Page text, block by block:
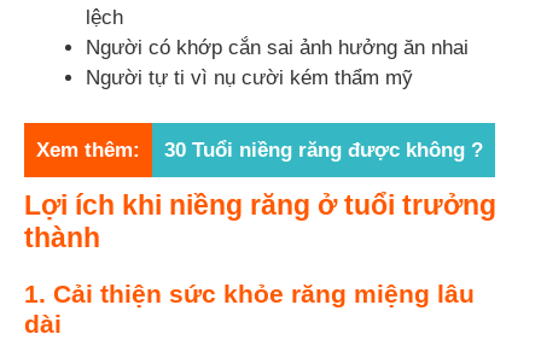
lệch
Người có khớp cắn sai ảnh hưởng ăn nhai
Người tự ti vì nụ cười kém thẩm mỹ
Xem thêm: 30 Tuổi niềng răng được không ?
Lợi ích khi niềng răng ở tuổi trưởng
thành
1. Cải thiện sức khỏe răng miệng lâu
dài